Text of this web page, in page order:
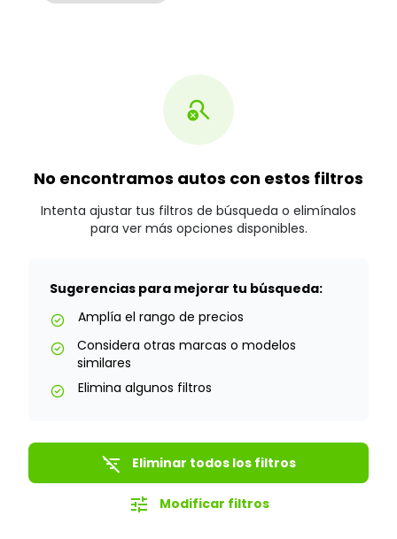
search_off
No encontramos autos con estos filtros
Intenta ajustar tus filtros de búsqueda o elimínalos
para ver más opciones disponibles.
Sugerencias para mejorar tu búsqueda:
check_circle Amplía el rango de precios
check_circle
Considera otras marcas o modelos
similares
check_circle Elimina algunos filtros
filter_list_off Eliminar todos los filtros
tune Modificar filtros